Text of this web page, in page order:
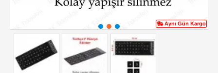
Aynı Gün Kargo